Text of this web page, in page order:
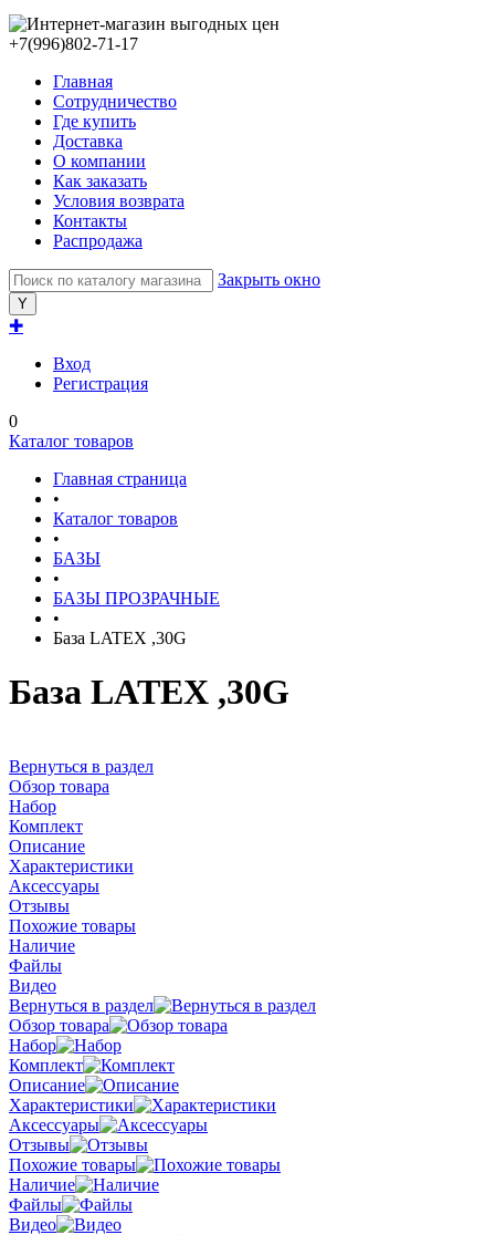
+7(996)802-71-17
Главная
Сотрудничество
Где купить
Доставка
О компании
Как заказать
Условия возврата
Контакты
Распродажа
Закрыть окно
✚
Вход
Регистрация
0
Каталог товаров
Главная страница
•
Каталог товаров
•
БАЗЫ
•
БАЗЫ ПРОЗРАЧНЫЕ
•
База LATEX ,30G
База LATEX ,30G
Вернуться в раздел
Обзор товара
Набор
Комплект
Описание
Характеристики
Аксессуары
Отзывы
Похожие товары
Наличие
Файлы
Видео
Вернуться в раздел
Обзор товара
Набор
Комплект
Описание
Характеристики
Аксессуары
Отзывы
Похожие товары
Наличие
Файлы
Видео